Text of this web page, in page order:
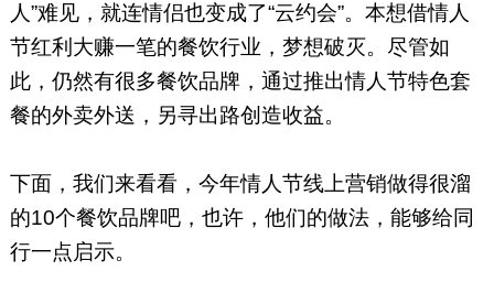
人”难见，就连情侣也变成了“云约会”。本想借情人
节红利大赚一笔的餐饮行业，梦想破灭。尽管如
此，仍然有很多餐饮品牌，通过推出情人节特色套
餐的外卖外送，另寻出路创造收益。
下面，我们来看看，今年情人节线上营销做得很溜
的10个餐饮品牌吧，也许，他们的做法，能够给同
行一点启示。